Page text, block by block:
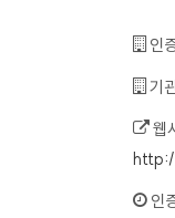
인
기
웹
인